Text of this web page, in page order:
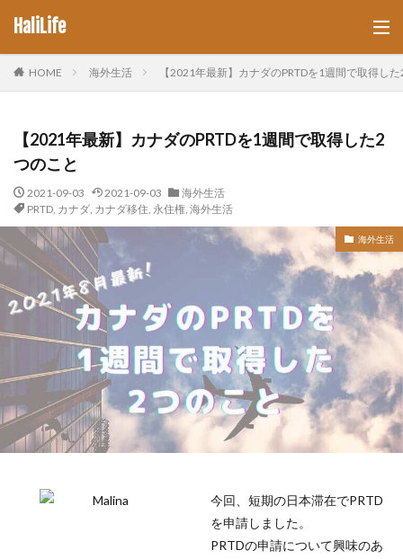
HaliLife
HOME 海外生活 【2021年最新】カナダのPRTDを1週間で取得し
【2021年最新】カナダのPRTDを1週間で取得した2
つのこと
2021-09-03 2021-09-03
海外生活
PRTD, カナダ, カナダ移住, 永住権, 海外生活
海外生活
今回、短期の日本滞在でPRTD
を申請しました。
PRTDの申請について興味のあ